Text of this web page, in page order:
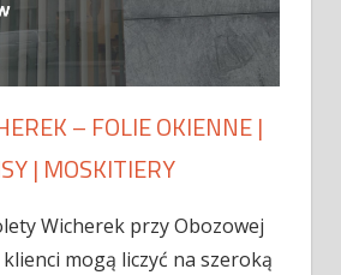
– FOLIE OKIENNE |
| MOSKITIERY
Wicherek przy Obozowej
mogą liczyć na szeroką